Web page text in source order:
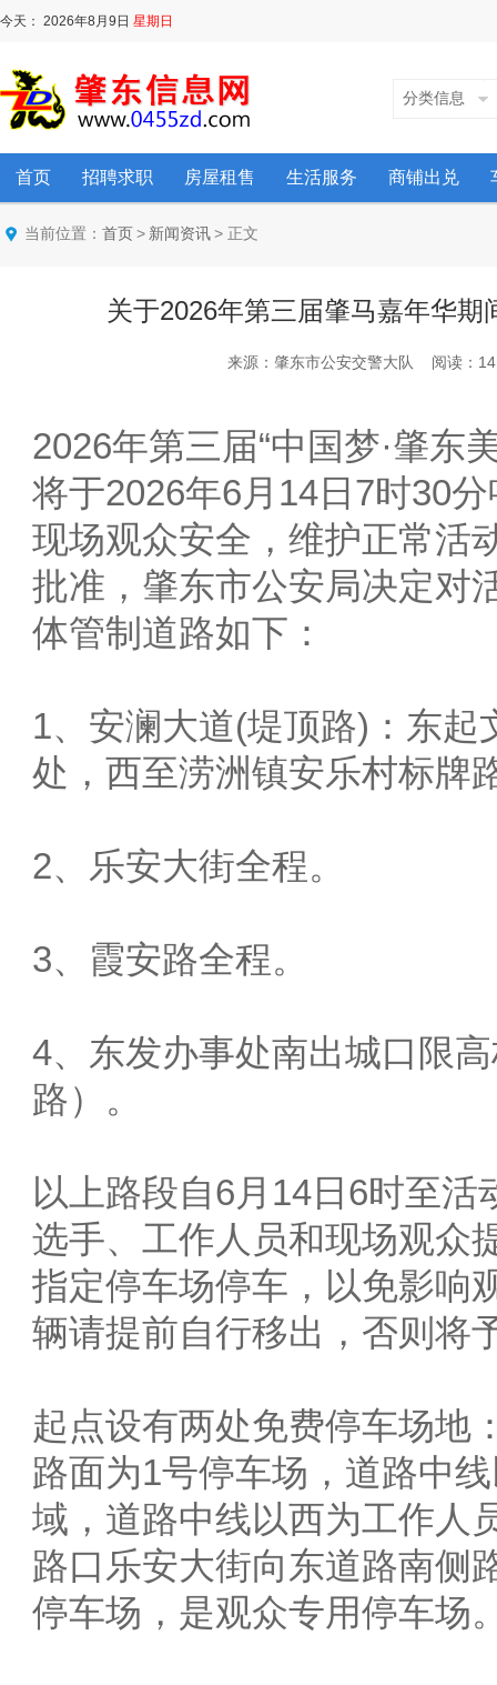
今天： 2026年8月9日 星期日
分类信息
首页 招聘求职 房屋租售 生活服务 商铺出兑
当前位置： 首页 > 新闻资讯 > 正文
关于2026年第三届肇马嘉年华
来源：肇东市公安交警大队 阅读：
2026年第三届“中国梦·肇
将于2026年6月14日7时30
现场观众安全，维护正常活
批准，肇东市公安局决定对
体管制道路如下：
1、安澜大道(堤顶路)：东
处，西至涝洲镇安乐村标牌
2、乐安大街全程。
3、霞安路全程。
4、东发办事处南出城口限
路）。
以上路段自6月14日6时至
选手、工作人员和现场观众
指定停车场停车，以免影响
辆请提前自行移出，否则将
起点设有两处免费停车场地
路面为1号停车场，道路中
域，道路中线以西为工作人
路口乐安大街向东道路南侧
停车场，是观众专用停车场